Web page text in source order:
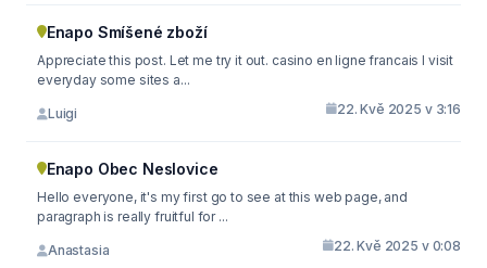
Enapo Smíšené zboží
Appreciate this post. Let me try it out. casino en ligne francais I visit
everyday some sites a...
Luigi 22. Kvě 2025 v 3:16
Enapo Obec Neslovice
Hello everyone, it's my first go to see at this web page, and
paragraph is really fruitful for ...
Anastasia 22. Kvě 2025 v 0:08